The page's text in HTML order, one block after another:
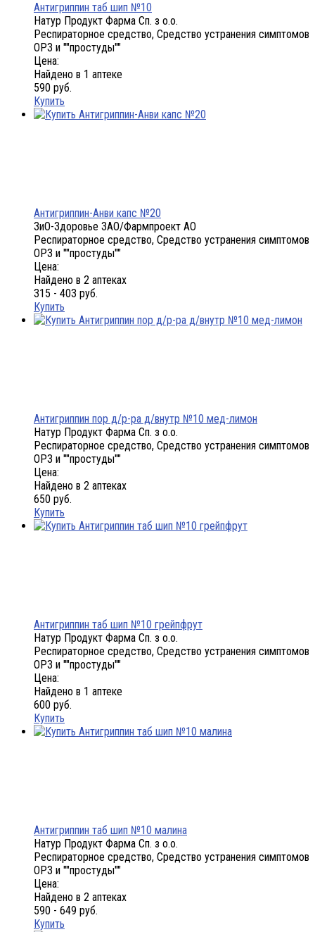
Антигриппин таб шип №10
Натур Продукт Фарма Сп. з о.о.
Респираторное средство, Средство устранения симптомов
ОРЗ и ""простуды""
Цена:
Найдено в 1 аптеке
590 руб.
Купить
Антигриппин-Анви капс №20
ЗиО-Здоровье ЗАО/Фармпроект АО
Респираторное средство, Средство устранения симптомов
ОРЗ и ""простуды""
Цена:
Найдено в 2 аптеках
315 - 403 руб.
Купить
Антигриппин пор д/р-ра д/внутр №10 мед-лимон
Натур Продукт Фарма Сп. з о.о.
Респираторное средство, Средство устранения симптомов
ОРЗ и ""простуды""
Цена:
Найдено в 2 аптеках
650 руб.
Купить
Антигриппин таб шип №10 грейпфрут
Натур Продукт Фарма Сп. з о.о.
Респираторное средство, Средство устранения симптомов
ОРЗ и ""простуды""
Цена:
Найдено в 1 аптеке
600 руб.
Купить
Антигриппин таб шип №10 малина
Натур Продукт Фарма Сп. з о.о.
Респираторное средство, Средство устранения симптомов
ОРЗ и ""простуды""
Цена:
Найдено в 2 аптеках
590 - 649 руб.
Купить